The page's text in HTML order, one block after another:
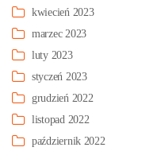
kwiecień 2023
marzec 2023
luty 2023
styczeń 2023
grudzień 2022
listopad 2022
październik 2022